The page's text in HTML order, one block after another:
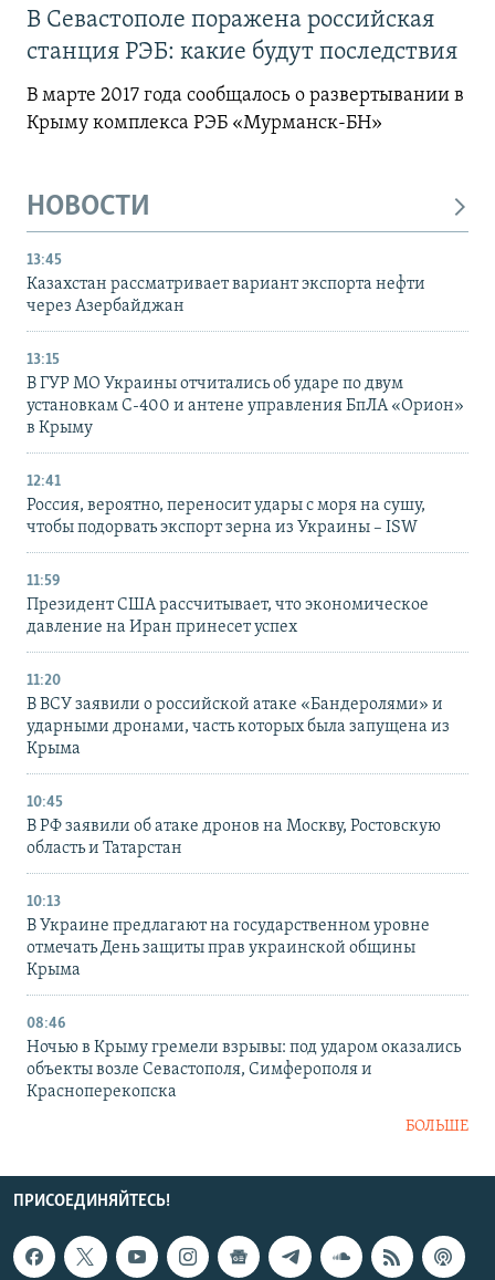
В Севастополе поражена российская
станция РЭБ: какие будут последствия
В марте 2017 года сообщалось о развертывании в
Крыму комплекса РЭБ «Мурманск-БН»
НОВОСТИ
13:45
Казахстан рассматривает вариант экспорта нефти
через Азербайджан
13:15
В ГУР МО Украины отчитались об ударе по двум
установкам С-400 и антене управления БпЛА «Орион»
в Крыму
12:41
Россия, вероятно, переносит удары с моря на сушу,
чтобы подорвать экспорт зерна из Украины – ISW
11:59
Президент США рассчитывает, что экономическое
давление на Иран принесет успех
11:20
В ВСУ заявили о российской атаке «Бандеролями» и
ударными дронами, часть которых была запущена из
Крыма
10:45
В РФ заявили об атаке дронов на Москву, Ростовскую
область и Татарстан
10:13
В Украине предлагают на государственном уровне
отмечать День защиты прав украинской общины
Крыма
08:46
Ночью в Крыму гремели взрывы: под ударом оказались
объекты возле Севастополя, Симферополя и
Красноперекопска
БОЛЬШЕ
ПРИСОЕДИНЯЙТЕСЬ!